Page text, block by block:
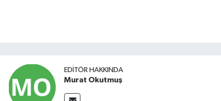
EDITÖR HAKKINDA
Murat Okutmuş